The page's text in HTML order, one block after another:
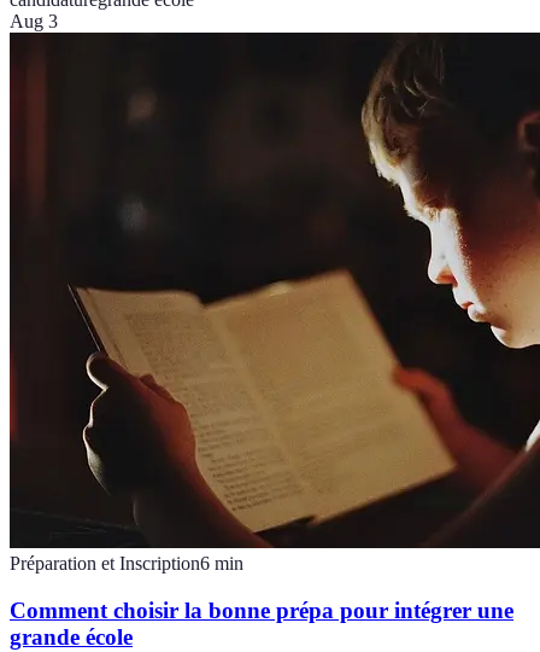
Aug 3
Préparation et Inscription6 min
Comment choisir la bonne prépa pour intégrer une
grande école